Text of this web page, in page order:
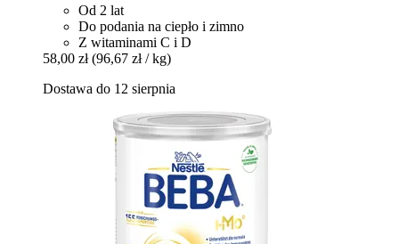
Od 2 lat
Do podania na ciepło i zimno
Z witaminami C i D
58,00 zł (96,67 zł / kg)
Dostawa do 12 sierpnia